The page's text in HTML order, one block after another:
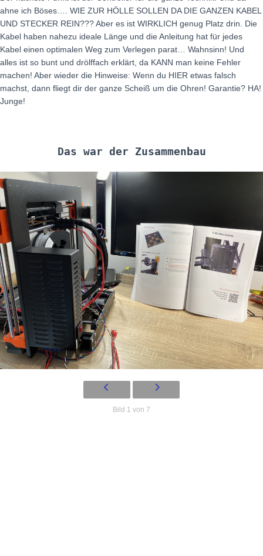
ahne ich Böses…. WIE ZUR HÖLLE SOLLEN DA DIE GANZEN KABEL
UND STECKER REIN??? Aber es ist WIRKLICH genug Platz drin. Die
Kabel haben nahezu ideale Länge und die Anleitung hat für jedes
Kabel einen optimalen Weg zum Verlegen parat… Wahnsinn! Und
alles ist so bunt und drölffach erklärt, da KANN man keine Fehler
machen! Aber wieder die Hinweise: Wenn du HIER etwas falsch
machst, dann fliegt dir der ganze Scheiß um die Ohren! Garantie? HA!
Junge!
Das war der Zusammenbau
Bild 1 von 7